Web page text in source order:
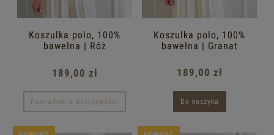
Koszulka polo, 100%
bawełna | Róż
189,00 zł
Powiadom o dostępności
Koszulka polo, 100%
bawełna | Granat
189,00 zł
Do koszyka